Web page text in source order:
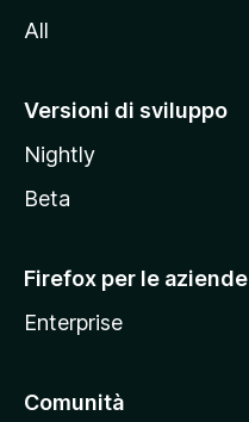
t
M
z
i
a
All
Versioni di sviluppo
Nightly
Beta
Firefox per le aziende
Enterprise
Comunità